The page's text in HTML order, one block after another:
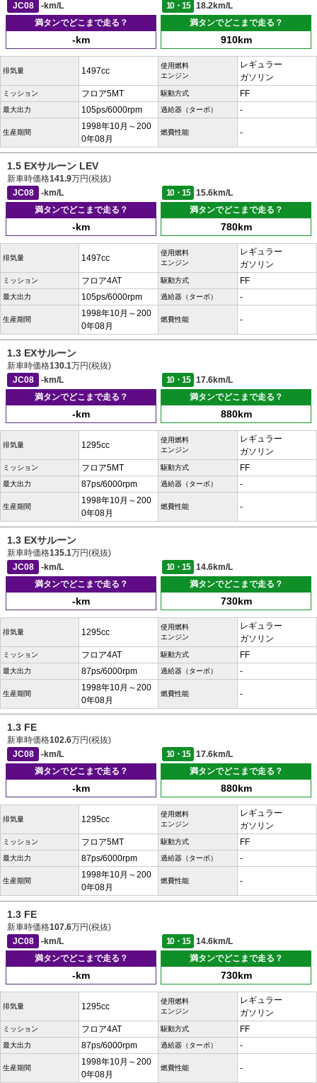
JC08
-km/L 10・15
18.2km/L
満タンでどこまで走る？
-km
満タンでどこまで走る？
910km
排気量 1497cc
使用燃料
エンジン
レギュラー
ガソリン
ミッション フロア5MT 駆動方式 FF
最大出力 105ps/6000rpm 過給器（ターボ） -
生産期間
1998年10月～200
0年08月
燃費性能 -
1.5 EXサルーン LEV
新車時価格141.9万円(税抜)
JC08
-km/L 10・15
15.6km/L
満タンでどこまで走る？
-km
満タンでどこまで走る？
780km
排気量 1497cc
使用燃料
エンジン
レギュラー
ガソリン
ミッション フロア4AT 駆動方式 FF
最大出力 105ps/6000rpm 過給器（ターボ） -
生産期間
1998年10月～200
0年08月
燃費性能 -
1.3 EXサルーン
新車時価格130.1万円(税抜)
JC08
-km/L 10・15
17.6km/L
満タンでどこまで走る？
-km
満タンでどこまで走る？
880km
排気量 1295cc
使用燃料
エンジン
レギュラー
ガソリン
ミッション フロア5MT 駆動方式 FF
最大出力 87ps/6000rpm 過給器（ターボ） -
生産期間
1998年10月～200
0年08月
燃費性能 -
1.3 EXサルーン
新車時価格135.1万円(税抜)
JC08
-km/L 10・15
14.6km/L
満タンでどこまで走る？
-km
満タンでどこまで走る？
730km
排気量 1295cc
使用燃料
エンジン
レギュラー
ガソリン
ミッション フロア4AT 駆動方式 FF
最大出力 87ps/6000rpm 過給器（ターボ） -
生産期間
1998年10月～200
0年08月
燃費性能 -
1.3 FE
新車時価格102.6万円(税抜)
JC08
-km/L 10・15
17.6km/L
満タンでどこまで走る？
-km
満タンでどこまで走る？
880km
排気量 1295cc
使用燃料
エンジン
レギュラー
ガソリン
ミッション フロア5MT 駆動方式 FF
最大出力 87ps/6000rpm 過給器（ターボ） -
生産期間
1998年10月～200
0年08月
燃費性能 -
1.3 FE
新車時価格107.6万円(税抜)
JC08
-km/L 10・15
14.6km/L
満タンでどこまで走る？
-km
満タンでどこまで走る？
730km
排気量 1295cc
使用燃料
エンジン
レギュラー
ガソリン
ミッション フロア4AT 駆動方式 FF
最大出力 87ps/6000rpm 過給器（ターボ） -
生産期間
1998年10月～200
0年08月
燃費性能 -